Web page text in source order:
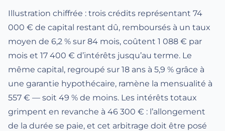
Illustration chiffrée : trois crédits représentant 74
000 € de capital restant dû, remboursés à un taux
moyen de 6,2 % sur 84 mois, coûtent 1 088 € par
mois et 17 400 € d’intérêts jusqu’au terme. Le
même capital, regroupé sur 18 ans à 5,9 % grâce à
une garantie hypothécaire, ramène la mensualité à
557 € — soit 49 % de moins. Les intérêts totaux
grimpent en revanche à 46 300 € : l’allongement
de la durée se paie, et cet arbitrage doit être posé